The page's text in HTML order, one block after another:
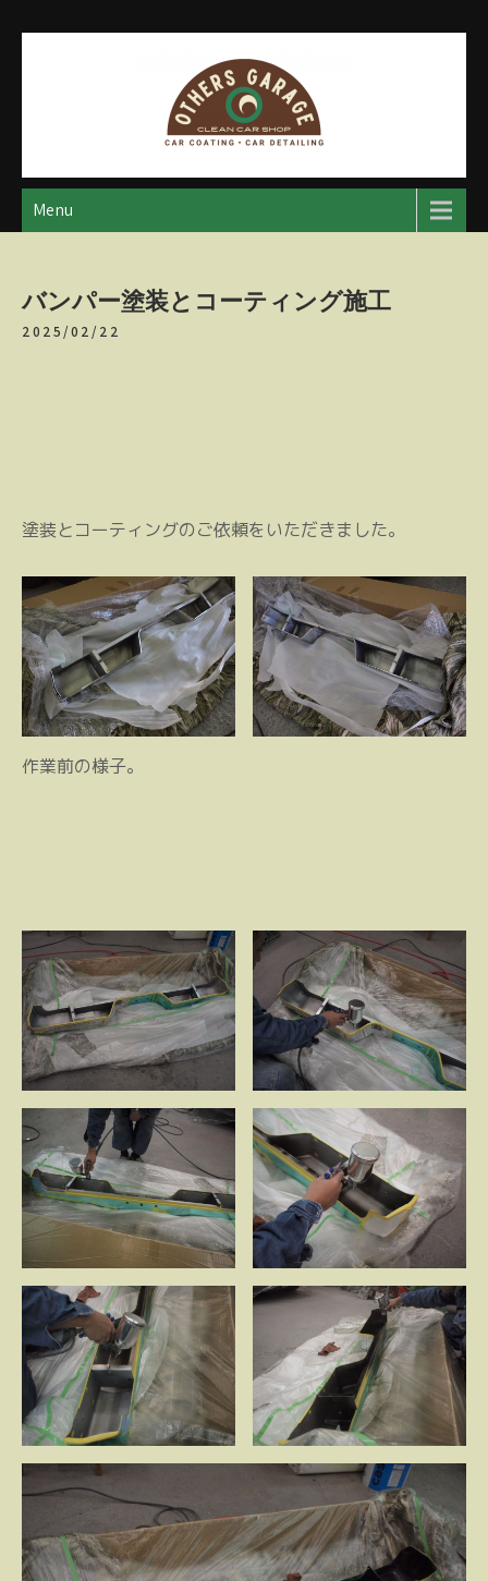
アザースガレージ
【神奈川・厚木・愛川】カーメンテナンス
Menu
バンパー塗装とコーティング施工
2025/02/22
塗装とコーティングのご依頼をいただきました。
作業前の様子。